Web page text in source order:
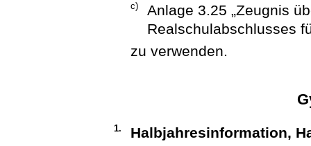
c)
Anlage 3.25 „Zeugnis
Realschulabschlusses
zu verwenden.
1.
Halbjahresinformation,